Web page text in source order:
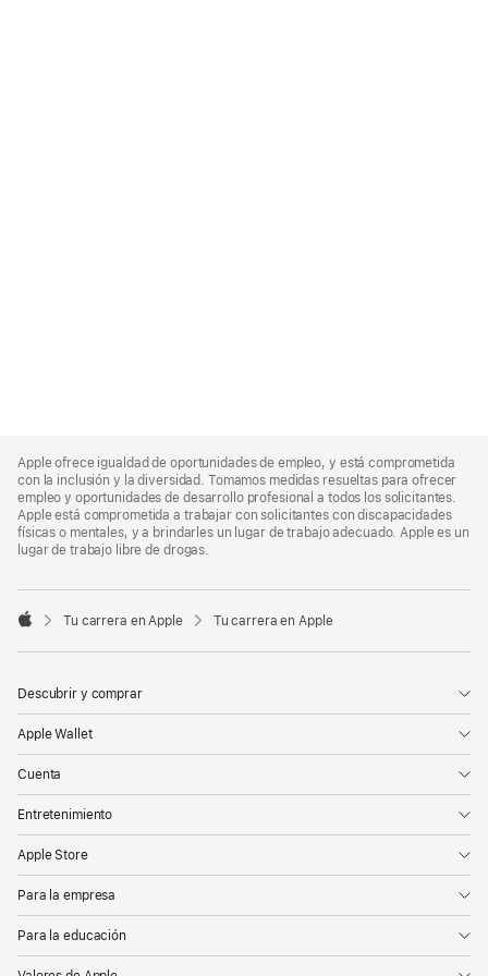
Footer
Apple ofrece igualdad de oportunidades de empleo, y está comprometida
con la inclusión y la diversidad. Tomamos medidas resueltas para ofrecer
empleo y oportunidades de desarrollo profesional a todos los solicitantes.
Apple está comprometida a trabajar con solicitantes con discapacidades
físicas o mentales, y a brindarles un lugar de trabajo adecuado. Apple es un
lugar de trabajo libre de drogas.

Tu carrera en Apple Tu carrera en Apple
Descubrir y comprar
Apple Wallet
Cuenta
Entretenimiento
Apple Store
Para la empresa
Para la educación